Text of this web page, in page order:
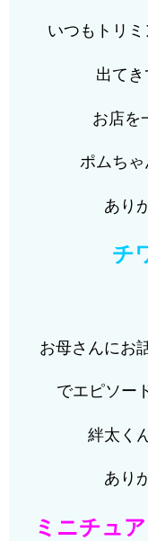
いつもトリ
出て
お店を
ポムちゃ
あり
チ
お母さんにお
でエピソー
絆太く
あり
ミニチュ